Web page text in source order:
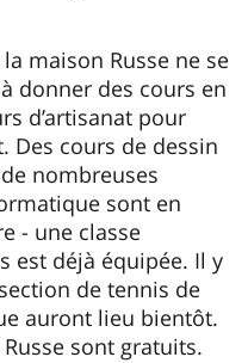
maison Russe ne se
donner des cours en
d’artisanat pour
Des cours de dessin
nombreuses
sont en
- une classe
est déjà équipée. Il y
de tennis de
auront lieu bientôt.
sont gratuits.